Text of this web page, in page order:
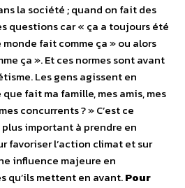
la société ; quand on fait des
questions car « ça a toujours été
fait comme ça » ou alors
ça ». Et ces normes sont avant
Les gens agissent en
fait ma famille, mes amis, mes
concurrents ? » C’est ce
important à prendre en
favoriser l’action climat et sur
influence majeure en
qu’ils mettent en avant.Pour